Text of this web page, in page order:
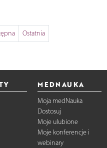
Ostatnia
MEDNAUKA
Moja medNauka
Dostosuj
Moje ulubione
Moje konferencje i
webinary